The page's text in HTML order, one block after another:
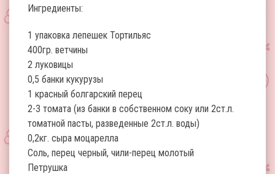
Ингредиенты:
1 упаковка лепешек Тортильяс
400гр. ветчины
2 луковицы
0,5 банки кукурузы
1 красный болгарский перец
2-3 томата (из банки в собственном соку или 2ст.л.
томатной пасты, разведенные 2ст.л. воды)
0,2кг. сыра моцарелла
Соль, перец черный, чили-перец молотый
Петрушка